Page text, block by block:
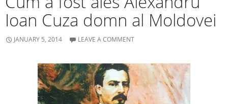
Ioan Cuza domn al Moldovei
JANUARY 5, 2014 LEAVE A COMMENT